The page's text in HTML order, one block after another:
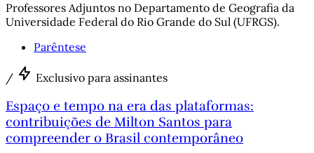
Professores Adjuntos no Departamento de Geografia da
Universidade Federal do Rio Grande do Sul (UFRGS).
Parêntese
/ Exclusivo para assinantes
Espaço e tempo na era das plataformas:
contribuições de Milton Santos para
compreender o Brasil contemporâneo